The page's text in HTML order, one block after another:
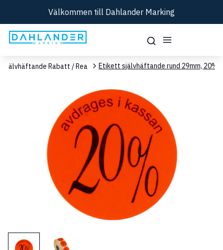
Välkommen till Dahlander Marking
Självhäftande Rabatt / Rea Etikett självhäftande rund 29mm, 20%